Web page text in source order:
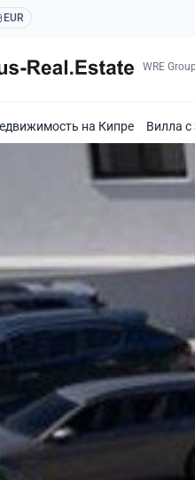
EUR
WRE
на Кипре Вилла